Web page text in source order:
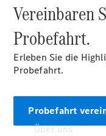
Über uns
Vereinbaren
Probefahrt.
Erleben Sie die
Probefahrt.
Probefahrt